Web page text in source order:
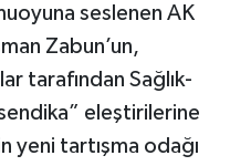
seslenen AK
Zabun’un,
tarafından Sağlık-
sendika” eleştirilerine
yeni tartışma odağı